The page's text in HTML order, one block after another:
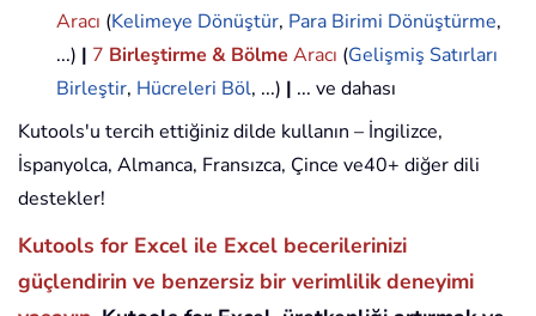
Aracı (Kelimeye Dönüştür, Para Birimi Dönüştürme,
...) | 7 Birleştirme & Bölme Aracı (Gelişmiş Satırları
Birleştir, Hücreleri Böl, ...) | ... ve dahası
Kutools'u tercih ettiğiniz dilde kullanın – İngilizce,
İspanyolca, Almanca, Fransızca, Çince ve40+ diğer dili
destekler!
Kutools for Excel ile Excel becerilerinizi
güçlendirin ve benzersiz bir verimlilik deneyimi